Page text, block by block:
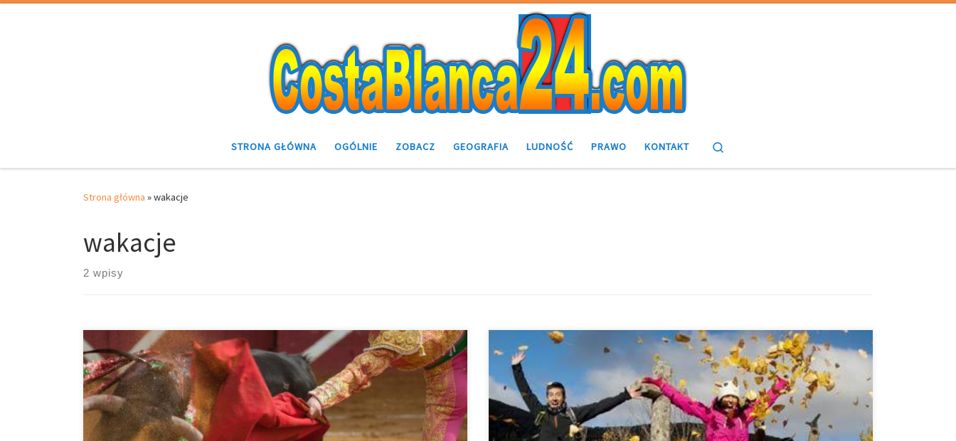
STRONA GŁÓWNA OGÓLNIE ZOBACZ GEOGRAFIA LUDNOŚĆ PRAWO KONTAKT
Strona główna »wakacje
wakacje
2 wpisy
To śródziemnomorskie miasto z drapaczami chmur oferuje wiele rozrywek! Zapytasz
jakich? Zapraszamy do czytania! Jeśli odwiedziłeś już Benidorm, z pewnością byłeś już
Jesień jest z powrotem, niosąc ze sobą żółte, pomarańczowe i brązowe odcienie… i
szansę na jesienne wakacje! Jest to czas na wyciągnięcie ciepłych butów z szafy i dobry